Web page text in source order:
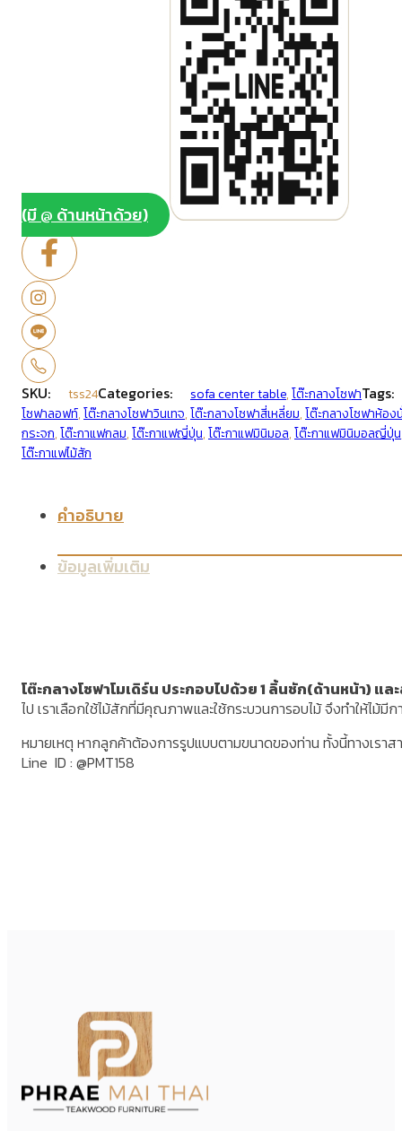
(มี @ ด้านหน้าด้วย)
SKU: tss24Categories: sofa center table,โต๊ะกลางโซฟาTags:
โซฟาลอฟท์,โต๊ะกลางโซฟาวินเทจ,โต๊ะกลางโซฟาสี่เหลี่ยม,โต๊ะกลางโซฟาห้อง
กระจก,โต๊ะกาแฟกลม,โต๊ะกาแฟญี่ปุ่น,โต๊ะกาแฟมินิมอล,โต๊ะกาแฟมินิมอลญี่ปุ่น
โต๊ะกาแฟไม้สัก
คำอธิบาย
ข้อมูลเพิ่มเติม
โต๊ะกลางโซฟาโมเดิร์น ประกอบไปด้วย 1 ลิ้นชัก(ด้านหน้า) แ
ไป เราเลือกใช้ไม้สักที่มีคุณภาพและใช้กระบวนการอบไม้ จึงทำให้ไ
หมายเหตุ หากลูกค้าต้องการรูปแบบตามขนาดของท่าน ทั้งนี้ทางเรา
Line ID : @PMT158